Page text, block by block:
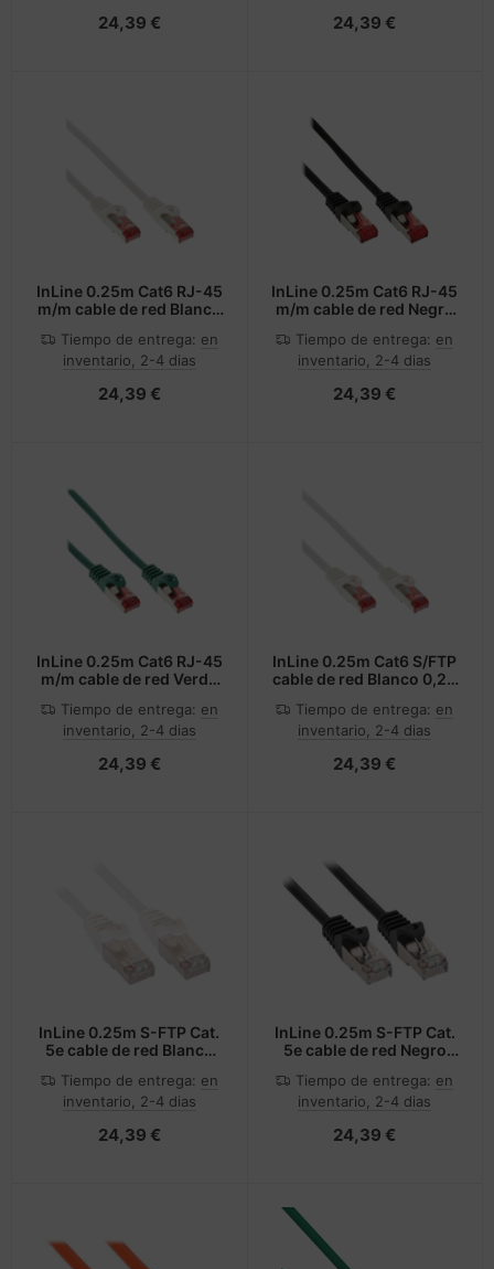
24,39 € 24,39 €
InLine 0.25m Cat6 RJ-45
m/m cable de red Blanco
Tiempo de entrega: en
inventario, 2-4 dias
24,39 €
InLine 0.25m Cat6 RJ-45
m/m cable de red Negro
Tiempo de entrega: en
inventario, 2-4 dias
24,39 €
InLine 0.25m Cat6 RJ-45
m/m cable de red Verde
Tiempo de entrega: en
inventario, 2-4 dias
24,39 €
InLine 0.25m Cat6 S/FTP
cable de red Blanco 0,25
Tiempo de entrega: en
inventario, 2-4 dias
24,39 €
InLine 0.25m S-FTP Cat.
5e cable de red Blanco
FTP)
Tiempo de entrega: en
inventario, 2-4 dias
24,39 €
InLine 0.25m S-FTP Cat.
5e cable de red Negro
FTP)
Tiempo de entrega: en
inventario, 2-4 dias
24,39 €